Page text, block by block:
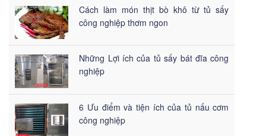
Cách làm món thịt bò khô từ tủ sấy
công nghiệp thơm ngon
Những Lợi ích của tủ sấy bát đĩa công
nghiệp
6 Ưu điểm và tiện ích của tủ nấu cơm
công nghiệp